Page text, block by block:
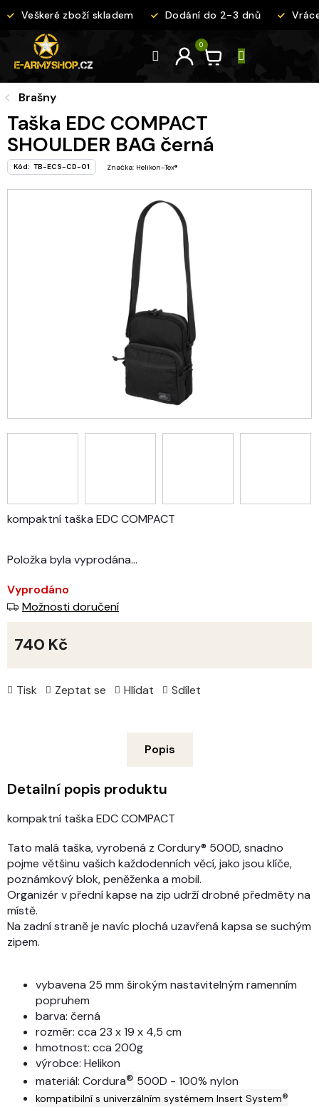
na
Veškeré zboží skladem Dodání do 2-3 dnů
Brašny
Taška EDC COMPACT
SHOULDER BAG černá
Kód: TB-ECS-CD-01 Značka: Helikon-Tex®
Položka byla vyprodána…
kompaktní taška EDC COMPACT
Tisk Zeptat se Hlídat Sdílet
Vyprodáno
Možnosti doručení
740 Kč
cena:
Popis
Detailní popis produktu
kompaktní taška EDC COMPACT
Tato malá taška, vyrobená z Cordury® 500D, snadno
pojme většinu vašich každodenních věcí, jako jsou klíče,
poznámkový blok, peněženka a mobil.
Organizér v přední kapse na zip udrží drobné předměty na
místě.
Na zadní straně je navíc plochá uzavřená kapsa se suchým
zipem.
vybavena 25 mm širokým nastavitelným ramenním
popruhem
barva: černá
rozměr: cca 23 x 19 x 4,5 cm
hmotnost: cca 200g
výrobce: Helikon
materiál: Cordura® 500D - 100% nylon
kompatibilní s univerzálním systémem Insert System®